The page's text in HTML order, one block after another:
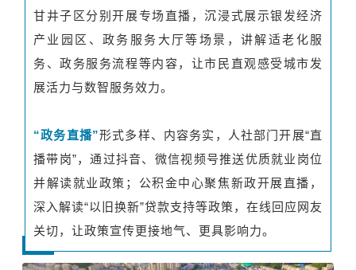
甘井子区分别开展专场直播，沉浸式展示银发经济
产业园区、政务服务大厅等场景，讲解适老化服
务、政务服务流程等内容，让市民直观感受城市发
展活力与数智服务效力。
“政务直播”形式多样、内容务实，人社部门开展“直
播带岗”，通过抖音、微信视频号推送优质就业岗位
并解读就业政策；公积金中心聚焦新政开展直播，
深入解读“以旧换新”贷款支持等政策，在线回应网友
关切，让政策宣传更接地气、更具影响力。